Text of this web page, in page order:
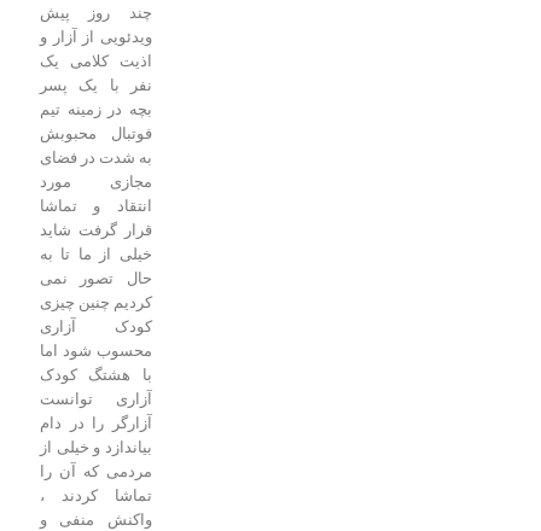
چند روز پیش
ویدئویی از آزار و
اذیت کلامی یک
نفر با یک پسر
بچه در زمینه تیم
فوتبال محبوبش
به شدت در فضای
مجازی مورد
انتقاد و تماشا
قرار گرفت شاید
خیلی از ما تا به
حال تصور نمی
کردیم چنین چیزی
کودک آزاری
محسوب شود اما
با هشتگ کودک
آزاری توانست
آزارگر را در دام
بیاندازد و خیلی از
مردمی که آن را
تماشا کردند ،
واکنش منفی و